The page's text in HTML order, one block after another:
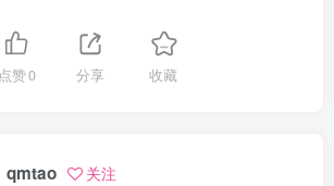
点赞0 分享 收藏
qmtao 关注